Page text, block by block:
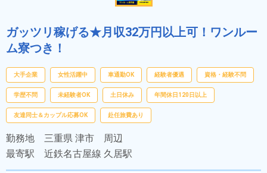
ガッツリ稼げる★月収32万円以上可！ワンルー
ム寮つき！
大手企業 女性活躍中 車通勤OK 経験者優遇 資格・経験不問
学歴不問 未経験者OK 土日休み 年間休日120日以上
友達同士＆カップル応募OK 赴任旅費あり
勤務地 三重県 津市 周辺
最寄駅 近鉄名古屋線 久居駅